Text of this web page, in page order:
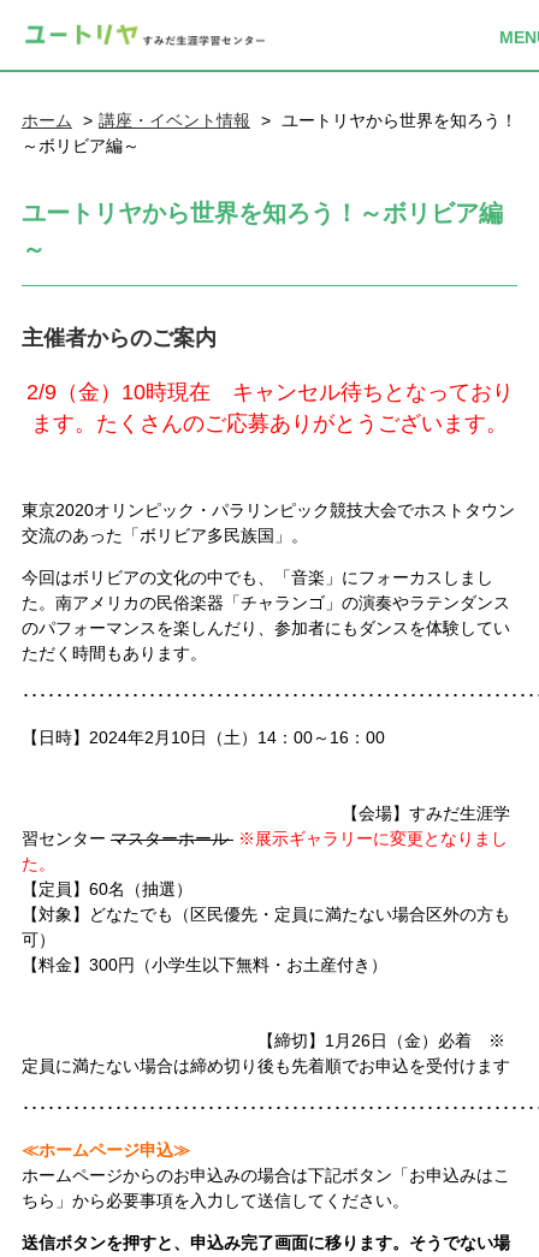
ホーム 講座・イベント情報
ユートリヤから世界を知ろう！
～ボリビア編～
ユートリヤから世界を知ろう！～ボリビア編
～
主催者からのご案内
2/9（金）10時現在 キャンセル待ち となっており
ます。たくさんのご応募ありがとうございます。
東京2020オリンピック・パラリンピック競技大会でホストタウン
交流のあった「ボリビア多民族国」。
今回はボリビアの文化の中でも、「音楽」にフォーカスしまし
た。南アメリカの民俗楽器「チャランゴ」の演奏やラテンダンス
のパフォーマンスを楽しんだり、参加者にもダンスを体験してい
ただく時間もあります。
････････････････････････････････････････････････････････････
【日時】2024年2月10日（土）14：00～16：00
【会場】すみだ生涯学
習センター マスターホール ※展示ギャラリーに変更となりまし
た。
【定員】60名（抽選）
【対象】どなたでも（区民優先・定員に満たない場合区外の方も
可）
【料金】300円（小学生以下無料・お土産付き）
【締切】1月26日（金）必着 ※
定員に満たない場合は締め切り後も先着順でお申込を受付けます
････････････････････････････････････････････････････････････
≪ホームページ申込≫
ホームページからのお申込みの場合は下記ボタン「お申込みはこ
ちら」から必要事項を入力して送信してください。
送信ボタンを押すと、申込み完了画面に移ります。そうでない場